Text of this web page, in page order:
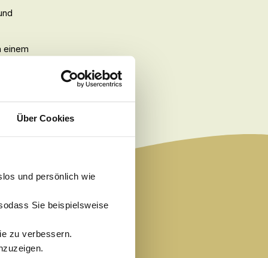
Über Cookies
und persönlich wie
Sie beispielsweise
zu verbessern.
einem